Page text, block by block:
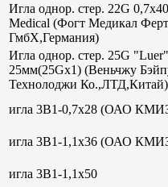
Игла однор. стер. 22G
Medical (Фогт Медикал
ГмбХ,Германия)
Игла однор. стер. 25G
25мм(25Gх1) (Веньчжу
Технолоджи Ко.,ЛТД,Китай)
игла 3В1-0,7х28 (ОАО
игла 3В1-1,1х36 (ОАО
игла 3В1-1,1х50